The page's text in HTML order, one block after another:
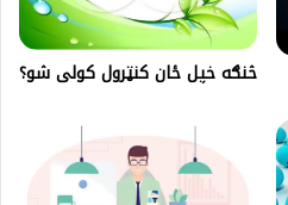
څنګه خپل ځان کنټرول کولی شو؟